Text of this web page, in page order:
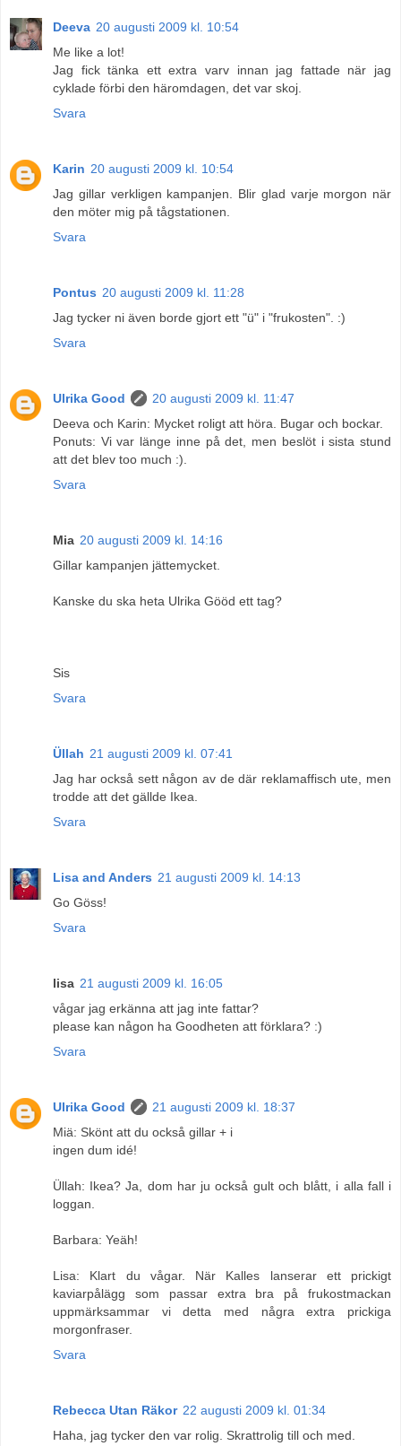
Deeva 20 augusti 2009 kl. 10:54
Me like a lot!
Jag fick tänka ett extra varv innan jag fattade när jag
cyklade förbi den häromdagen, det var skoj.
Svara
Karin 20 augusti 2009 kl. 10:54
Jag gillar verkligen kampanjen. Blir glad varje morgon när
den möter mig på tågstationen.
Svara
Pontus 20 augusti 2009 kl. 11:28
Jag tycker ni även borde gjort ett "ü" i "frukosten". :)
Svara
Ulrika Good
20 augusti 2009 kl. 11:47
Deeva och Karin: Mycket roligt att höra. Bugar och bockar.
Ponuts: Vi var länge inne på det, men beslöt i sista stund
att det blev too much :).
Svara
Mia 20 augusti 2009 kl. 14:16
Gillar kampanjen jättemycket.
Kanske du ska heta Ulrika Gööd ett tag?
Sis
Svara
Üllah 21 augusti 2009 kl. 07:41
Jag har också sett någon av de där reklamaffisch ute, men
trodde att det gällde Ikea.
Svara
Lisa and Anders 21 augusti 2009 kl. 14:13
Go Göss!
Svara
lisa 21 augusti 2009 kl. 16:05
vågar jag erkänna att jag inte fattar?
please kan någon ha Goodheten att förklara? :)
Svara
Ulrika Good
21 augusti 2009 kl. 18:37
Miä: Skönt att du också gillar + i
ingen dum idé!
Üllah: Ikea? Ja, dom har ju också gult och blått, i alla fall i
loggan.
Barbara: Yeäh!
Lisa: Klart du vågar. När Kalles lanserar ett prickigt
kaviarpålägg som passar extra bra på frukostmackan
uppmärksammar vi detta med några extra prickiga
morgonfraser.
Svara
Rebecca Utan Räkor 22 augusti 2009 kl. 01:34
Haha, jag tycker den var rolig. Skrattrolig till och med.